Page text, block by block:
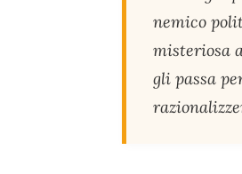
nemico
misteriosa
gli passa